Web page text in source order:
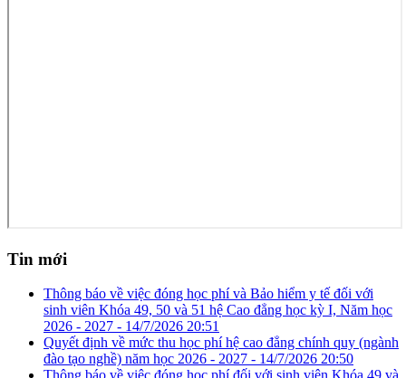
Tin mới
Thông báo về việc đóng học phí và Bảo hiểm y tế đối với
sinh viên Khóa 49, 50 và 51 hệ Cao đẳng học kỳ I, Năm học
2026 - 2027 - 14/7/2026 20:51
Quyết định về mức thu học phí hệ cao đẳng chính quy (ngành
đào tạo nghề) năm học 2026 - 2027 - 14/7/2026 20:50